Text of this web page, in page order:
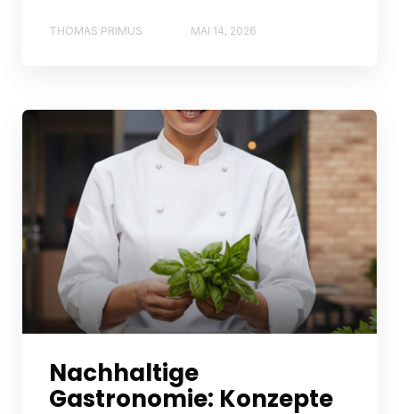
THOMAS PRIMUS MAI 14, 2026
Nachhaltige
Gastronomie: Konzepte